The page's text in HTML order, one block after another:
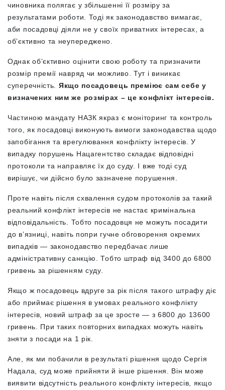
чиновника полягає у збільшенні її розміру за
результатами роботи. Тоді як законодавство вимагає,
аби посадовці діяли не у своїх приватних інтересах, а
обʼєктивно та неупереджено.
Однак обʼєктивно оцінити свою роботу та призначити
розмір премії навряд чи можливо. Тут і виникає
суперечність. Якщо посадовець преміює сам себе у
визначених ним же розмірах – це конфлікт інтересів.
Частиною мандату НАЗК якраз є моніторинг та контроль
того, як посадовці виконують вимоги законодавства щодо
запобігання та врегулювання конфлікту інтересів. У
випадку порушень Нацагентство складає відповідні
протоколи та направляє їх до суду. І вже тоді суд
вирішує, чи дійсно було зазначене порушення.
Проте навіть після схвалення судом протоколів за такий
реальний конфлікт інтересів не настає кримінальна
відповідальність. Тобто посадовця не можуть посадити
до вʼязниці, навіть попри гучне обговорення окремих
випадків — законодавство передбачає лише
адміністративну санкцію. Тобто штраф від 3400 до 6800
гривень за рішенням суду.
Якщо ж посадовець вдруге за рік після такого штрафу діє
або приймає рішення в умовах реального конфлікту
інтересів, новий штраф за це зросте — з 6800 до 13600
гривень. При таких повторних випадках можуть навіть
зняти з посади на 1 рік.
Але, як ми побачили в результаті рішення щодо Сергія
Надала, суд може прийняти й інше рішення. Він може
виявити відсутність реального конфлікту інтересів, якщо